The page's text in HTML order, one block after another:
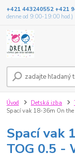
+421 443240552 +421
denne od 9:00-19:00 hod.)
Úvod Detská izba
Spací vak 18-36m On
Spací vak
TOG 0.5 -